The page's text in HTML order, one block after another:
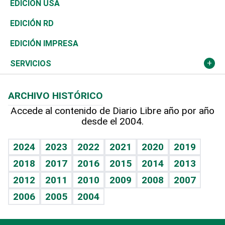
Ocenanía
Caribe
Resto del mundo
Telecom.
Global y variable
Economía personal
Sociales
Novedades
Podcast Arte Libre
Hablando con el pediatra
Vida y familia
Eñe
Celebrando la vida
Sin complejos
En pocas palabras
Tenis
Olimpismo
Más deportes
Línea de hit
TBT Deportivo
En Directo
El Espía
Noticiero Poteleche
Columnistas
Tecnología
Historia
Martes de tecnología
Cambio climático
Economía
Revista
Deportes
Opinión
Hecho en casa
Guía del dinero
EDICIÓN USA
EDICIÓN RD
EDICIÓN IMPRESA
SERVICIOS
Cumpleaños
Horóscopos
Crucigramas
ARCHIVO HISTÓRICO
Accede al contenido de Diario Libre año por año
desde el 2004.
2024 2023 2022 2021 2020
2019
2018
2017 2016 2015 2014
2013
2012
2011 2010 2009 2008
2007
2006
2005 2004